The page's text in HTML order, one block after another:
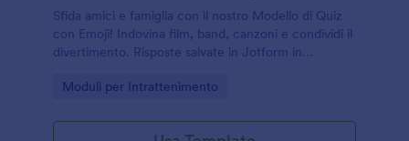
Sfida amici e famiglia con il nostro Modello di Quiz
con Emoji! Indovina film, band, canzoni e condividi il
divertimento. Risposte salvate in Jotform in
Go to Category:
Moduli per Intrattenimento